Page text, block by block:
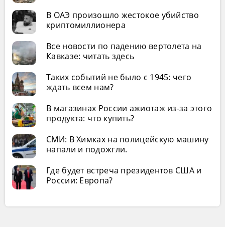
В ОАЭ произошло жестокое убийство
криптомиллионера
Все новости по падению вертолета на
Кавказе: читать здесь
Таких событий не было с 1945: чего
ждать всем нам?
В магазинах России ажиотаж из-за этого
продукта: что купить?
СМИ: В Химках на полицейскую машину
напали и подожгли.
Где будет встреча президентов США и
России: Европа?